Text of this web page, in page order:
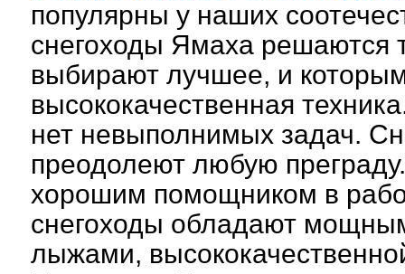
популярны у наших
снегоходы Ямаха решаются
выбирают лучшее, и
высококачественная
нет невыполнимых задач.
преодолеют любую
хорошим помощником в
снегоходы обладают
лыжами,